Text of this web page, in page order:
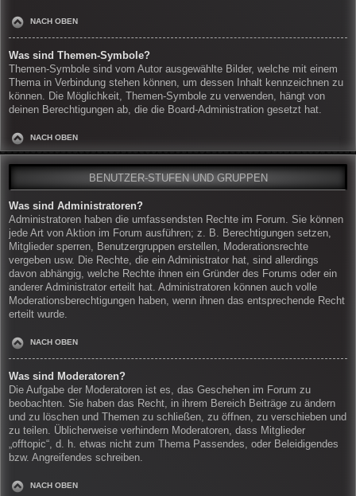
NACH OBEN
Was sind Themen-Symbole?
Themen-Symbole sind vom Autor ausgewählte Bilder, welche mit einem
Thema in Verbindung stehen können, um dessen Inhalt kennzeichnen zu
können. Die Möglichkeit, Themen-Symbole zu verwenden, hängt von
deinen Berechtigungen ab, die die Board-Administration gesetzt hat.
NACH OBEN
BENUTZER-STUFEN UND GRUPPEN
Was sind Administratoren?
Administratoren haben die umfassendsten Rechte im Forum. Sie können
jede Art von Aktion im Forum ausführen; z. B. Berechtigungen setzen,
Mitglieder sperren, Benutzergruppen erstellen, Moderationsrechte
vergeben usw. Die Rechte, die ein Administrator hat, sind allerdings
davon abhängig, welche Rechte ihnen ein Gründer des Forums oder ein
anderer Administrator erteilt hat. Administratoren können auch volle
Moderationsberechtigungen haben, wenn ihnen das entsprechende Recht
erteilt wurde.
NACH OBEN
Was sind Moderatoren?
Die Aufgabe der Moderatoren ist es, das Geschehen im Forum zu
beobachten. Sie haben das Recht, in ihrem Bereich Beiträge zu ändern
und zu löschen und Themen zu schließen, zu öffnen, zu verschieben und
zu teilen. Üblicherweise verhindern Moderatoren, dass Mitglieder
„offtopic“, d. h. etwas nicht zum Thema Passendes, oder Beleidigendes
bzw. Angreifendes schreiben.
NACH OBEN